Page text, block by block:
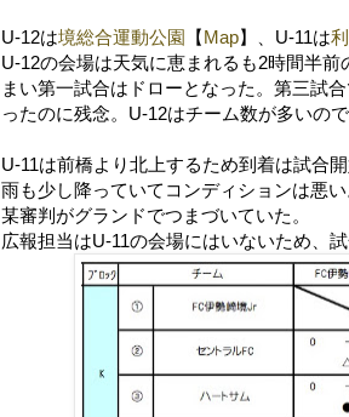
U-12は境総合運動公園 【Map】、U-11は
U-12の会場は天気に恵まれるも2時間半
まい第一試合はドローとなった。第三試
ったのに残念。U-12はチーム数が多いの
U-11は前橋より北上するため到着は試合
雨も少し降っていてコンディションは悪い
某審判がグランドでつまづいていた。
広報担当はU-11の会場にはいないため、試